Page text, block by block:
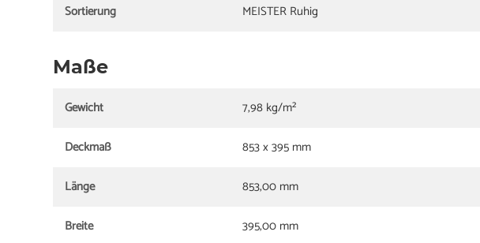
Sortierung MEISTER Ruhig
Maße
Gewicht
7,98 kg/m²
Deckmaß
853 x 395 mm
Länge
853,00 mm
Breite
395,00 mm